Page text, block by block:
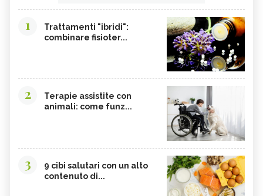
1
Trattamenti "ibridi":
combinare fisioter...
2
Terapie assistite con
animali: come funz...
3
9 cibi salutari con un alto
contenuto di...